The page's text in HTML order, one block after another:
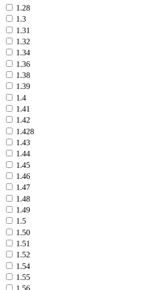
1.28
1.3
1.31
1.32
1.34
1.36
1.38
1.39
1.4
1.41
1.42
1.428
1.43
1.44
1.45
1.46
1.47
1.48
1.49
1.5
1.50
1.51
1.52
1.54
1.55